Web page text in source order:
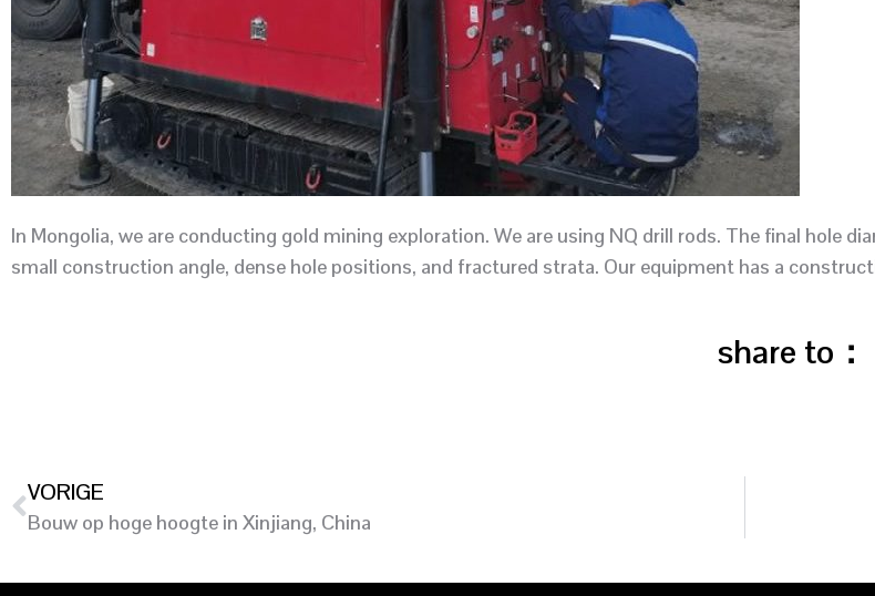
In Mongolia, we are conducting gold mining exploration. We are using NQ drill rods. The final hole
small construction angle, dense hole positions, and fractured strata. Our equipment has a
share to：
VORIGE
Bouw op hoge hoogte in Xinjiang, China